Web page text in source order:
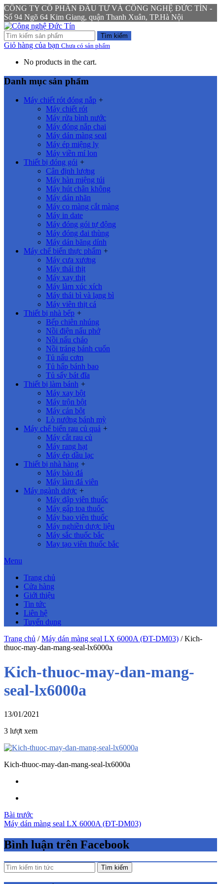
CÔNG TY CỔ PHẦN ĐẦU TƯ VÀ CÔNG NGHỆ ĐỨC TÍN -
Số 94 Ngõ 64 Kim Giang, quận Thanh Xuân, TP.Hà Nội
Tìm kiếm
Giỏ hàng của bạn Chưa có sản phẩm
No products in the cart.
Danh mục sản phẩm
Máy chiết rót đóng nắp +
Máy chiết rót
Máy rửa bình nước
Máy đóng nắp chai
Máy dán màng seal
Máy ép miệng ly
Máy viền mí lon
Thiết bị đóng gói +
Cân định lượng
Máy hàn miệng túi
Máy hút chân không
Máy dán nhãn
Máy co màng cắt màng
Máy in date
Máy đóng gói tự động
Máy đóng đai thùng
Máy dán băng dính
Máy chế biến thực phẩm +
Máy cưa xương
Máy thái thịt
Máy xay thịt
Máy làm xúc xích
Máy thái bì và lạng bì
Máy viên thịt cá
Thiết bị nhà bếp +
Bếp chiên nhúng
Nồi điện nấu phở
Nồi nấu cháo
Nồi tráng bánh cuốn
Tủ nấu cơm
Tủ hấp bánh bao
Tủ sấy bát đĩa
Thiết bị làm bánh +
Máy xay bột
Máy trộn bột
Máy cán bột
Lò nướng bánh mỳ
Máy chế biến rau củ quả +
Máy cắt rau củ
Máy rang hạt
Máy ép dầu lạc
Thiết bị nhà hàng +
Máy bào đá
Máy làm đá viên
Máy ngành dược +
Máy dập viên thuốc
Máy gấp toa thuốc
Máy bao viên thuốc
Máy nghiền dược liệu
Máy sắc thuốc bắc
May tạo viên thuốc bắc
Menu
Trang chủ
Cửa hàng
Giới thiệu
Tin tức
Liên hệ
Tuyển dụng
Trang chủ /Máy dán màng seal LX 6000A (ĐT-DM03) /Kich-
thuoc-may-dan-mang-seal-lx6000a
Kich-thuoc-may-dan-mang-
seal-lx6000a
13/01/2021
3 lượt xem
Kich-thuoc-may-dan-mang-seal-lx6000a
Điều
hướng
bài
Bài trước
Máy dán màng seal LX 6000A (ĐT-DM03)
Bình luận trên Facebook
Tìm kiếm